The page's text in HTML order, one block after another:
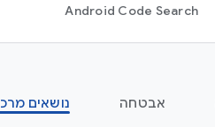
Android Code Search
אבטחה נושאים